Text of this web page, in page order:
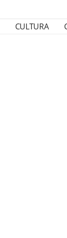
CULTURA